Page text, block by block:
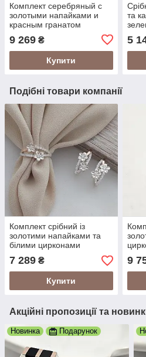
Комплект серебряный с
золотыми напайками и
красным гранатом
9 269 ₴
Купити
та
5
Подібні товари компанії
Комплект срібний із
золотими напайками та
білими цирконами
7 289 ₴
Купити
9
Акційні пропозиції та
Новинка Подарунок